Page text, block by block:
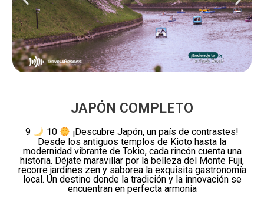
JAPÓN COMPLETO
9 10
¡Descubre Japón, un país de contrastes!
Desde los antiguos templos de Kioto hasta la
modernidad vibrante de Tokio, cada rincón cuenta una
historia. Déjate maravillar por la belleza del Monte Fuji,
recorre jardines zen y saborea la exquisita gastronomía
local. Un destino donde la tradición y la innovación se
encuentran en perfecta armonía